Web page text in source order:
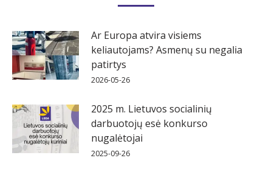
Ar Europa atvira visiems
keliautojams? Asmenų su negalia
patirtys
2026-05-26
2025 m. Lietuvos socialinių
darbuotojų esė konkurso
nugalėtojai
2025-09-26